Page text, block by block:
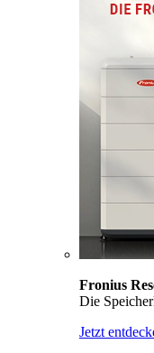
Fronius
Die
Jetzt